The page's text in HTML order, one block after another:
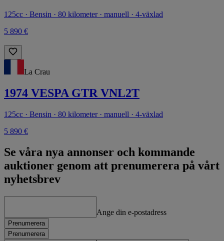
125cc · Bensin · 80 kilometer · manuell · 4-växlad
5 890 €
La Crau
1974 VESPA GTR VNL2T
125cc · Bensin · 80 kilometer · manuell · 4-växlad
5 890 €
Se våra nya annonser och kommande
auktioner genom att prenumerera på vårt
nyhetsbrev
Ange din e-postadress
Prenumerera
Prenumerera